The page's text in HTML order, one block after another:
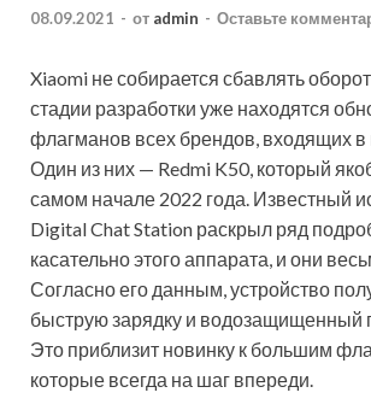
08.09.2021 - от admin - Оставьте
Xiaomi не собирается сбавлять
стадии разработки уже находятся
флагманов всех брендов, входящих
Один из них — Redmi K50, который
самом начале 2022 года. Известный
Digital Chat Station раскрыл ряд
касательно этого аппарата, и они
Согласно его данным, устройство
быструю зарядку и водозащищенный
Это приблизит новинку к большим
которые всегда на шаг впереди.